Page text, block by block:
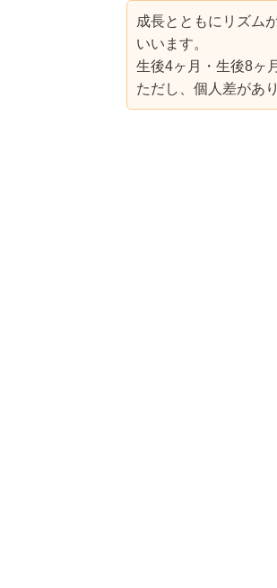
成長とともにリズム
いいます。
生後4ヶ月・生後8ヶ
ただし、個人差があ